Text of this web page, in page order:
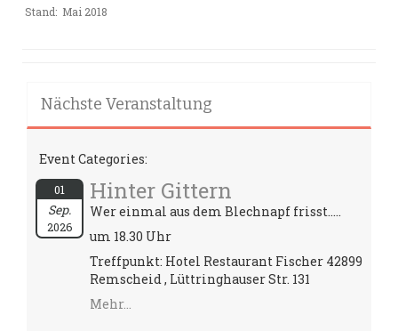
Stand: Mai 2018
Nächste Veranstaltung
Event Categories:
01
Sep.
2026
Hinter Gittern
Wer einmal aus dem Blechnapf frisst.....
um 18.30 Uhr
Treffpunkt: Hotel Restaurant Fischer 42899
Remscheid , Lüttringhauser Str. 131
Mehr...